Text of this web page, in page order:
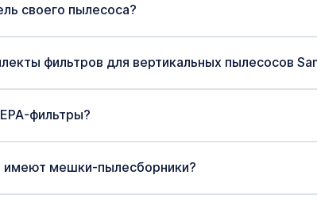
своего пылесоса?
фильтров для вертикальных пылесосов
фильтры?
имеют мешки-пылесборники?